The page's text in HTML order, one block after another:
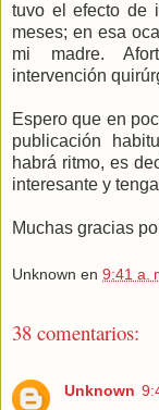
tuvo el efecto de
meses; en esa
mi madre.
intervención
Espero que en
publicación
habrá ritmo, es
interesante y
Muchas gracias
Unknown en 9:41 a.
38 comentarios:
Unknown